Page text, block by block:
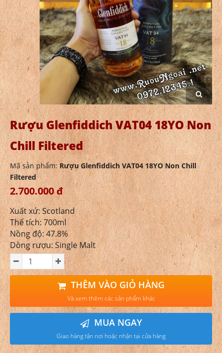
Rượu Glenfiddich VAT04 18YO Non
Chill Filtered
Mã sản phẩm:Rượu Glenfiddich VAT04 18YO Non Chill
Filtered
2.700.000 đ
Xuất xứ: Scotland
Thể tích: 700ml
Nồng độ: 47.8%
Dòng rượu: Single Malt
THÊM VÀO GIỎ HÀNG
Và xem thêm các sản phẩm khác
MUA NGAY
Giao hàng tận nơi hoặc nhận tại cửa hàng